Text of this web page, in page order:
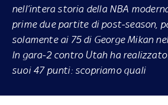
nell’intera storia della NBA
prime due partite di post-season,
solamente ai 75 di George Mikan
In gara-2 contro Utah ha
suoi 47 punti: scopriamo quali